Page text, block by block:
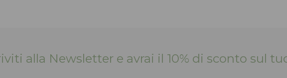
alla Newsletter e avrai il 10% di sconto sul